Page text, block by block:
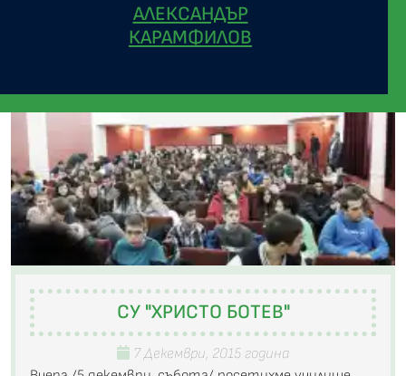
АЛЕКСАНДЪР
КАРАМФИЛОВ
СУ "ХРИСТО БОТЕВ"
7 Декември, 2015 година